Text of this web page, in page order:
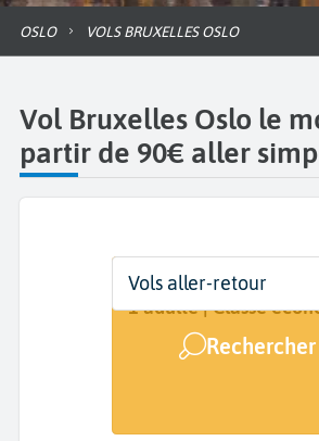
OSLO VOLS BRUXELLES OSLO
Vol Bruxelles Oslo le
partir de 90€ aller
Départ
Bruxelles (BRU)
Dates
27 août - 6 sept.
Voyageurs | Classe
1 adulte | Classe
Vols aller-retour